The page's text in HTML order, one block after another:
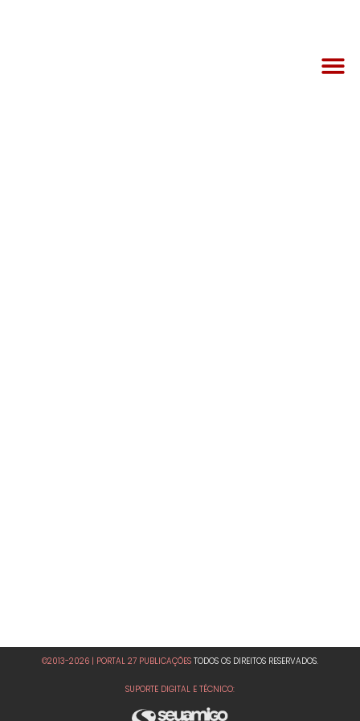
©2013-2026 | PORTAL 27 PUBLICAÇÕES TODOS OS DIREITOS RESERVADOS.
SUPORTE DIGITAL E TÉCNICO: